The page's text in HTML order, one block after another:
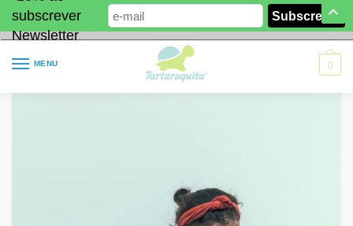
subscrever
Newsletter
MENU 0